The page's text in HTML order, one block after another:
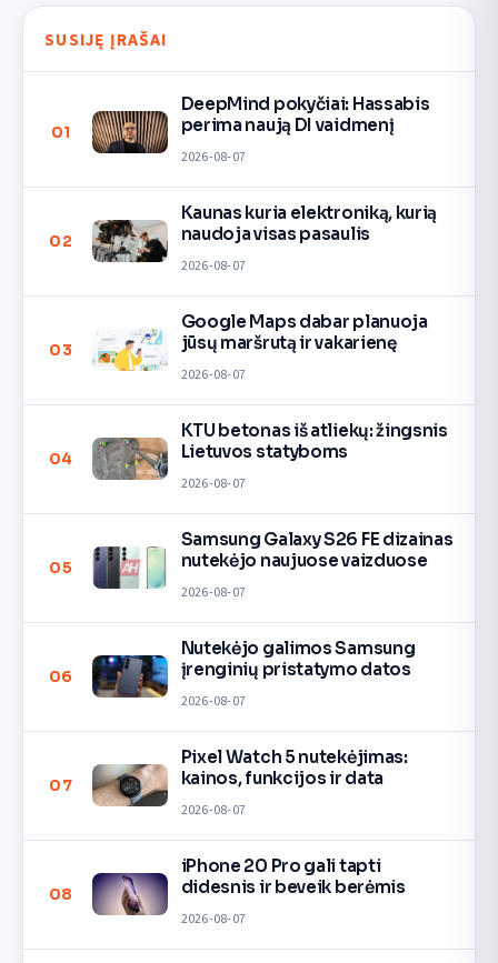
SUSIJĘ ĮRAŠAI
01
DeepMind pokyčiai: Hassabis
perima naują DI vaidmenį
2026-08-07
02
Kaunas kuria elektroniką, kurią
naudoja visas pasaulis
2026-08-07
03
Google Maps dabar planuoja
jūsų maršrutą ir vakarienę
2026-08-07
04
KTU betonas iš atliekų: žingsnis
Lietuvos statyboms
2026-08-07
05
Samsung Galaxy S26 FE dizainas
nutekėjo naujuose vaizduose
2026-08-07
06
Nutekėjo galimos Samsung
įrenginių pristatymo datos
2026-08-07
07
Pixel Watch 5 nutekėjimas:
kainos, funkcijos ir data
2026-08-07
08
iPhone 20 Pro gali tapti
didesnis ir beveik berėmis
2026-08-07